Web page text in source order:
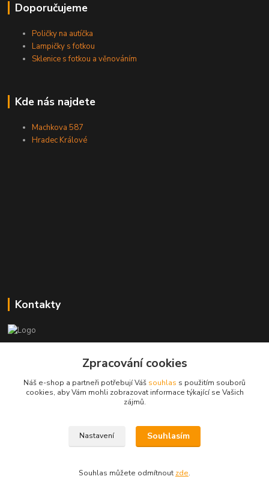
Doporučujeme
Poličky na autíčka
Lampičky s fotkou
Sklenice s fotkou a věnováním
Kde nás najdete
Machkova 587
Hradec Králové
Kontakty
+420773237626
popisekhk@gmail.com
Zpracování cookies
Náš e-shop a partneři potřebují Váš souhlas s použitím souborů
cookies, aby Vám mohli zobrazovat informace týkající se Vašich
zájmů.
Nastavení Souhlasím
Souhlas můžete odmítnout zde.